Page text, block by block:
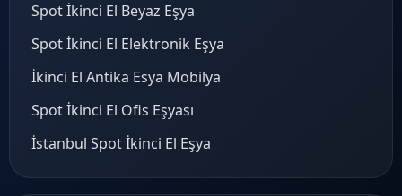
Spot İkinci El Beyaz Eşya
Spot İkinci El Elektronik Eşya
İkinci El Antika Esya Mobilya
Spot İkinci El Ofis Eşyası
İstanbul Spot İkinci El Eşya